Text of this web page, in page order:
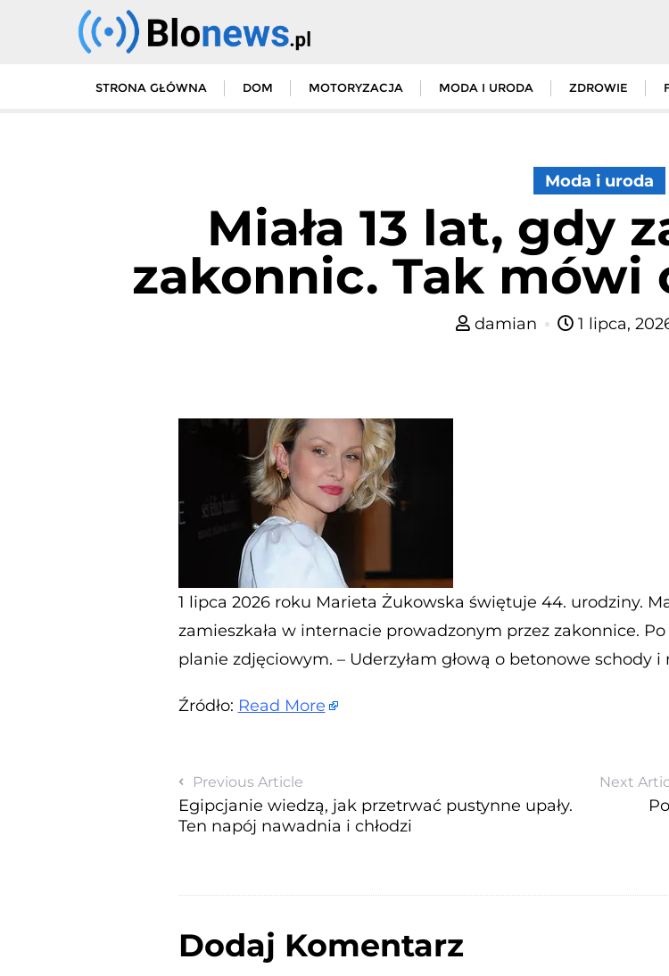
STRONA GŁÓWNA DOM MOTORYZACJA MODA I URODA ZDROWIE
Moda i uroda
Miała 13 lat, gdy
zakonnic. Tak mówi
damian 1 lipca,
1 lipca 2026 roku Marieta Żukowska świętuje 44. urodziny.
zamieszkała w internacie prowadzonym przez zakonnice.
planie zdjęciowym. – Uderzyłam głową o betonowe schody i
Źródło: Read More
Previous Article
Egipcjanie wiedzą, jak przetrwać pustynne upały.
Ten napój nawadnia i chłodzi
Next
Dodaj Komentarz